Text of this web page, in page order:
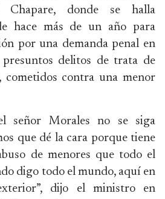
donde se halla
hace más de un año para
por una demanda penal en
delitos de trata de
cometidos contra una menor
señor Morales no se siga
que dé la cara porque tiene
de menores que todo el
digo todo el mundo, aquí en
dijo el ministro en